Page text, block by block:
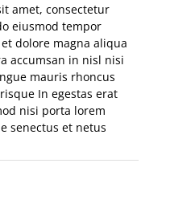
amet, consectetur
eiusmod tempor
dolore magna aliqua
accumsan in nisl nisi
mauris rhoncus
In egestas erat
nisi porta lorem
senectus et netus